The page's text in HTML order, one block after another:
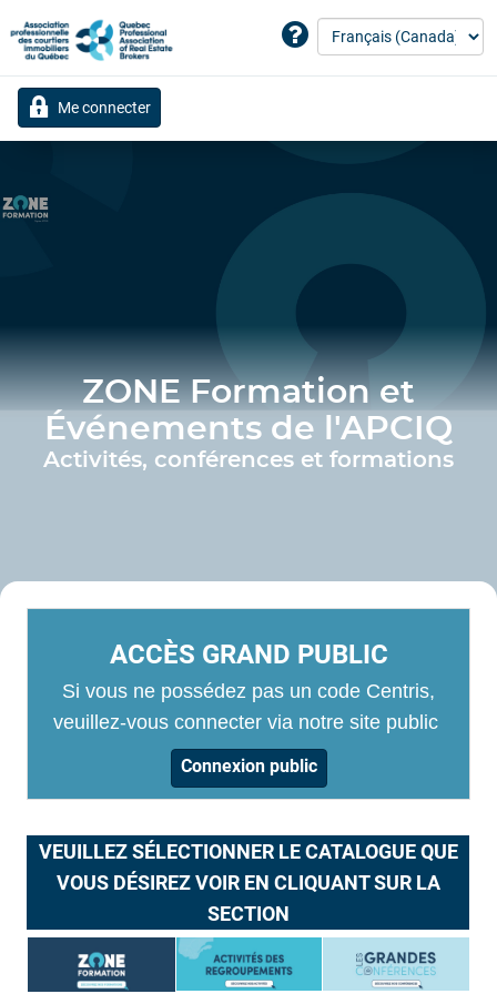
Me connecter
ZONE Formation et
Événements de l'APCIQ
Activités, conférences et formations
ACCÈS GRAND PUBLIC
Si vous ne possédez pas un code Centris,
veuillez-vous connecter via notre site public
Connexion public
VEUILLEZ SÉLECTIONNER LE CATALOGUE QUE
VOUS DÉSIREZ VOIR EN CLIQUANT SUR LA
SECTION